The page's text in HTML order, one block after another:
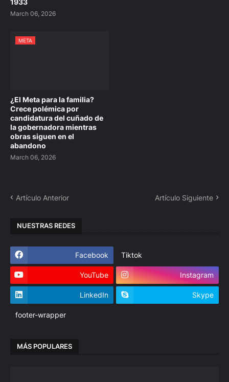
1933
March 06, 2026
META
¿El Meta para la familia?
Crece polémica por
candidatura del cuñado de
la gobernadora mientras
obras siguen en el
abandono
March 06, 2026
Artículo Anterior Artículo Siguiente
NUESTRAS REDES
Facebook Tiktok
YouTube Instagram
LinkedIn Skype
footer-wrapper
MÁS POPULARES